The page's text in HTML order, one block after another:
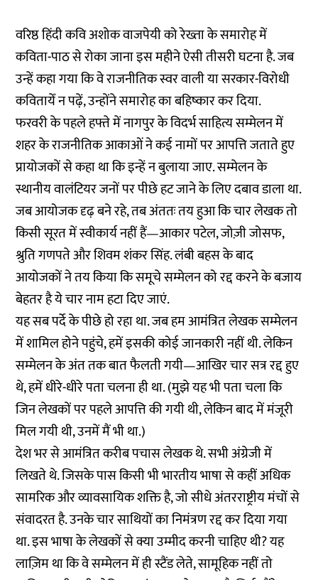
वरिष्ठ हिंदी कवि अशोक वाजपेयी को रेख्ता के समारोह में
कविता-पाठ से रोका जाना इस महीने ऐसी तीसरी घटना है. जब
उन्हें कहा गया कि वे राजनीतिक स्वर वाली या सरकार-विरोधी
कवितायेँ न पढ़ें, उन्होंने समारोह का बहिष्कार कर दिया.
फरवरी के पहले हफ्ते में नागपुर के विदर्भ साहित्य सम्मेलन में
शहर के राजनीतिक आकाओं ने कई नामों पर आपत्ति जताते हुए
प्रायोजकों से कहा था कि इन्हें न बुलाया जाए. सम्मेलन के
स्थानीय वालंटियर जनों पर पीछे हट जाने के लिए दबाव डाला था.
जब आयोजक दृढ़ बने रहे, तब अंततः तय हुआ कि चार लेखक तो
किसी सूरत में स्वीकार्य नहीं हैं—आकार पटेल, जोज़ी जोसफ,
श्रुति गणपते और शिवम शंकर सिंह. लंबी बहस के बाद
आयोजकों ने तय किया कि समूचे सम्मेलन को रद्द करने के बजाय
बेहतर है ये चार नाम हटा दिए जाएं.
यह सब पर्दे के पीछे हो रहा था. जब हम आमंत्रित लेखक सम्मेलन
में शामिल होने पहुंचे, हमें इसकी कोई जानकारी नहीं थी. लेकिन
सम्मेलन के अंत तक बात फैलती गयी—आखिर चार सत्र रद्द हुए
थे, हमें धीरे-धीरे पता चलना ही था. (मुझे यह भी पता चला कि
जिन लेखकों पर पहले आपत्ति की गयी थी, लेकिन बाद में मंजूरी
मिल गयी थी, उनमें मैं भी था.)
देश भर से आमंत्रित करीब पचास लेखक थे. सभी अंग्रेजी में
लिखते थे. जिसके पास किसी भी भारतीय भाषा से कहीं अधिक
सामरिक और व्यावसायिक शक्ति है, जो सीधे अंतरराष्ट्रीय मंचों से
संवादरत है. उनके चार साथियों का निमंत्रण रद्द कर दिया गया
था. इस भाषा के लेखकों से क्या उम्मीद करनी चाहिए थी? यह
लाज़िम था कि वे सम्मेलन में ही स्टैंड लेते, सामूहिक नहीं तो